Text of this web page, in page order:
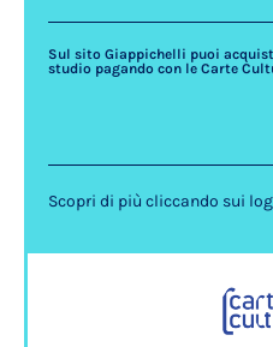
Sul sito Giappichelli puoi
studio pagando con le Carte
Scopri di più cliccando sui